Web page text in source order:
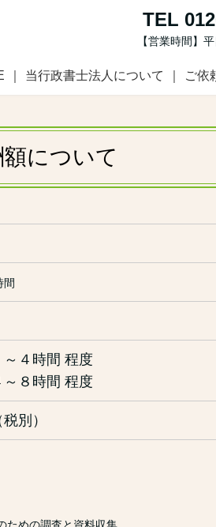
TEL
【営業時間】
当行政書士法人について ご依
について
間
４時間 程度
８時間 程度
別）